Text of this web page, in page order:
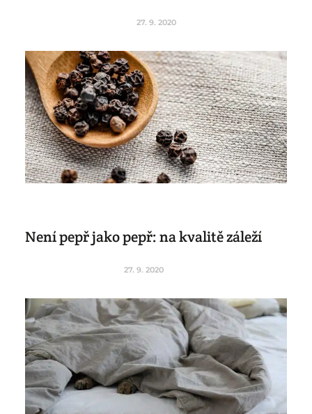
27. 9. 2020
Není pepř jako pepř: na kvalitě záleží
27. 9. 2020